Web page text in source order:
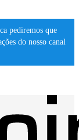
pediremos que
do nosso canal